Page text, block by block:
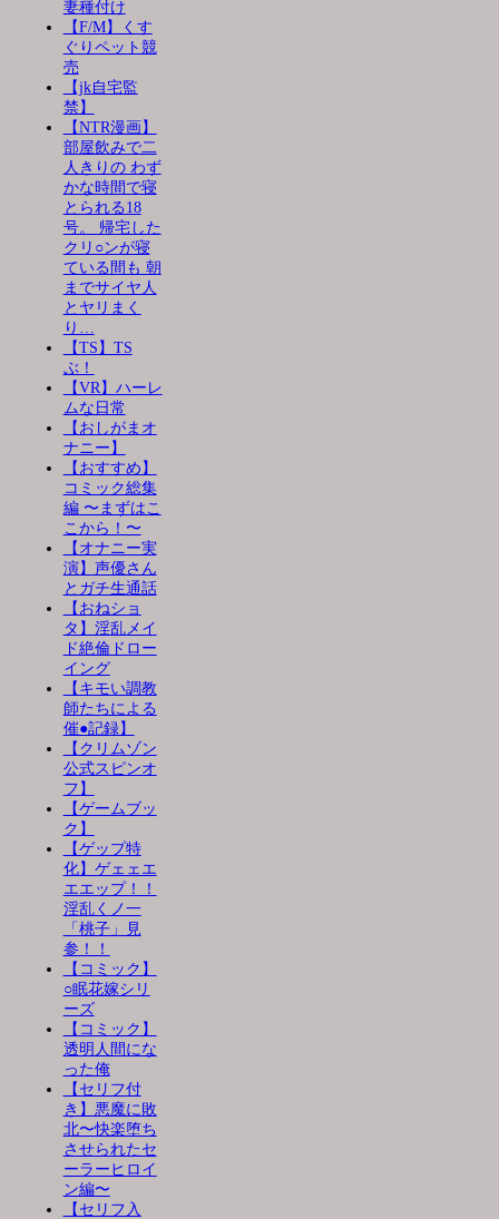
妻種付け
【F/M】くす
ぐりペット競
売
【jk自宅監
禁】
【NTR漫画】
部屋飲みで二
人きりの わず
かな時間で寝
とられる18
号。 帰宅した
クリ○ンが寝
ている間も 朝
までサイヤ人
とヤリまく
り…
【TS】TS
ぶ！
【VR】ハーレ
ムな日常
【おしがまオ
ナニー】
【おすすめ】
コミック総集
編 〜まずはこ
こから！〜
【オナニー実
演】声優さん
とガチ生通話
【おねショ
タ】淫乱メイ
ド絶倫ドロー
イング
【キモい調教
師たちによる
催●記録】
【クリムゾン
公式スピンオ
フ】
【ゲームブッ
ク】
【ゲップ特
化】ゲェェエ
エエップ！！
淫乱くノ一
「桃子」見
参！！
【コミック】
○眠花嫁シリ
ーズ
【コミック】
透明人間にな
った俺
【セリフ付
き】悪魔に敗
北〜快楽堕ち
させられたセ
ーラーヒロイ
ン編〜
【セリフ入